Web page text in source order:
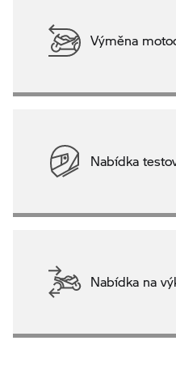
Výměna
Nabídka
Nabídka na